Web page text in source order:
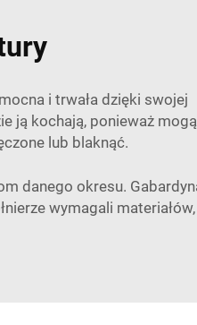
i trwała dzięki swojej
ją kochają, ponieważ mogą
lub blaknąć.
danego okresu.
wymagali materiałów,